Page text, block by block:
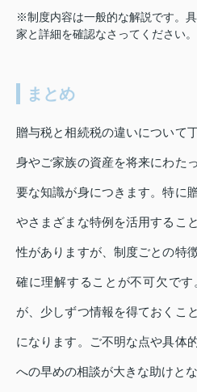
※制度内容は一般的な解説です。
家と詳細を確認なさってください。
まとめ
贈与税と相続税の違いについて
身やご家族の資産を将来にわた
要な知識が身につきます。特に
やさまざまな特例を活用するこ
性がありますが、制度ごとの特
確に理解することが不可欠で
が、少しずつ情報を得ておくこ
になります。ご不明な点や具体
への早めの相談が大きな助けとな